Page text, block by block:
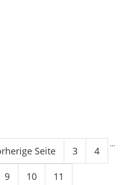
Seite
…
3 4
9 10 11